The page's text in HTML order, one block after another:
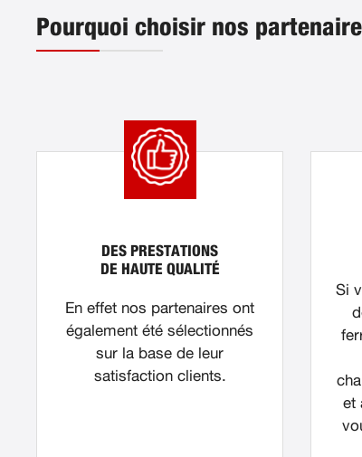
Pourquoi choisir nos
DES PRESTATIONS
DE HAUTE QUALITÉ
En effet nos partenaires ont
également été sélectionnés
sur la base de leur
satisfaction clients.
Si
et